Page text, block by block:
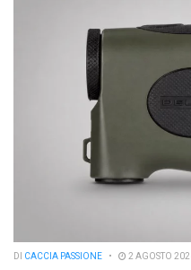
DI CACCIA PASSIONE 2 AGOSTO